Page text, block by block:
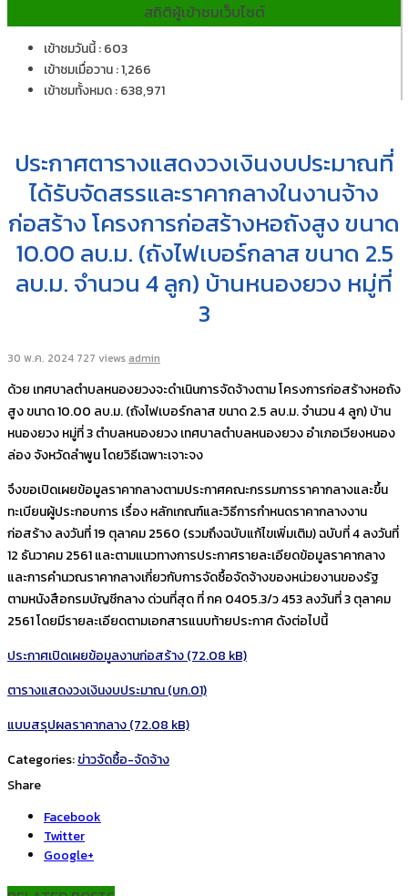
สถิติผู้เข้าชมเว็บไซต์
เข้าชมวันนี้ : 603
เข้าชมเมื่อวาน : 1,266
เข้าชมทั้งหมด : 638,971
ประกาศตารางแสดงวงเงินงบประมาณที่
ได้รับจัดสรรและราคากลางในงานจ้าง
ก่อสร้าง โครงการก่อสร้างหอถังสูง ขนาด
10.00 ลบ.ม. (ถังไฟเบอร์กลาส ขนาด 2.5
ลบ.ม. จำนวน 4 ลูก) บ้านหนองยวง หมู่ที่
3
30 พ.ค. 2024 727 views admin
ด้วย เทศบาลตำบลหนองยวงจะดำเนินการจัดจ้างตาม โครงการก่อสร้างหอถัง
สูง ขนาด 10.00 ลบ.ม. (ถังไฟเบอร์กลาส ขนาด 2.5 ลบ.ม. จำนวน 4 ลูก) บ้าน
หนองยวง หมู่ที่ 3 ตำบลหนองยวง เทศบาลตำบลหนองยวง อำเภอเวียงหนอง
ล่อง จังหวัดลำพูน โดยวิธีเฉพาะเจาะจง
จึงขอเปิดเผยข้อมูลราคากลางตามประกาศคณะกรรมการราคากลางและขึ้น
ทะเบียนผู้ประกอบการ เรื่อง หลักเกณฑ์และวิธีการกำหนดราคากลางงาน
ก่อสร้าง ลงวันที่ 19 ตุลาคม 2560 (รวมถึงฉบับแก้ไขเพิ่มเติม) ฉบับที่ 4 ลงวันที่
12 ธันวาคม 2561 และตามแนวทางการประกาศรายละเอียดข้อมูลราคากลาง
และการคำนวณราคากลางเกี่ยวกับการจัดซื้อจัดจ้างของหน่วยงานของรัฐ
ตามหนังสือกรมบัญชีกลาง ด่วนที่สุด ที่ กค 0405.3/ว 453 ลงวันที่ 3 ตุลาคม
2561 โดยมีรายละเอียดตามเอกสารแนบท้ายประกาศ ดังต่อไปนี้
ประกาศเปิดเผยข้อมูลงานก่อสร้าง
ตารางแสดงวงเงินงบประมาณ (บก.01)
แบบสรุปผลราคากลาง
Categories:ข่าวจัดซื้อ-จัดจ้าง
Share
Facebook
Twitter
Google+